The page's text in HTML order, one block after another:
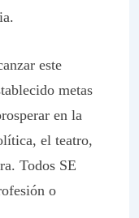
este
metas
en la
el teatro,
Todos SE
o